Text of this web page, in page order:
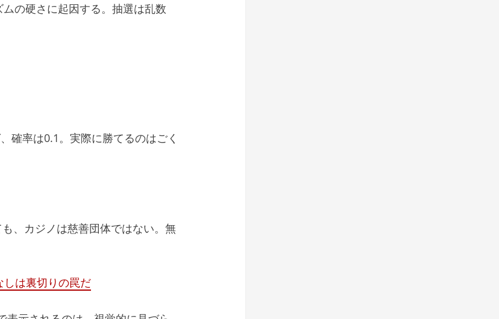
の硬さに起因する。抽選は乱数
確率は0.1。実際に勝てるのはごく
、カジノは慈善団体ではない。無
は裏切りの罠だ